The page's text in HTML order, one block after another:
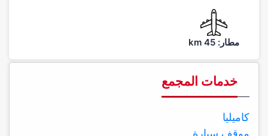
مطار: 45 km
خدمات المجمع
كاميليا